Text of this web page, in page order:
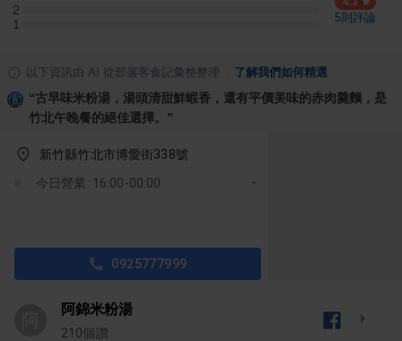
2
2 星：0 則評論
1
1 星：0 則評論
5則評論
以下資訊由 AI 從部落客食記彙整整理 了解我們如何精選
“古早味米粉湯，湯頭清甜鮮蝦香，還有平價美味的赤肉羹麵，是
竹北午晚餐的絕佳選擇。 ”
新竹縣竹北市博愛街338號
今日營業: 16:00-00:00
0925777999
阿錦米粉湯
210個讚